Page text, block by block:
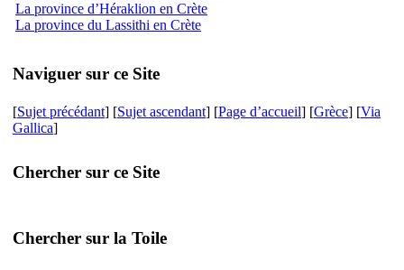
La province d’Héraklion en Crète
La province du Lassithi en Crète
Naviguer sur ce Site
[Sujet précédant] [Sujet ascendant] [Page d’accueil] [Grèce] [Via
Gallica]
Chercher sur ce Site
Chercher sur la Toile